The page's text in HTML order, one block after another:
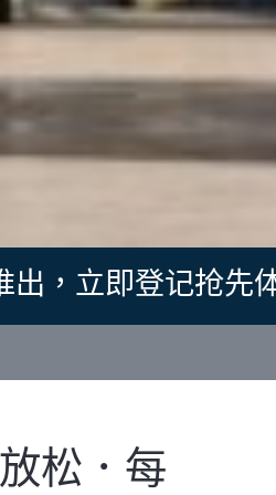
出，立即登记抢先
松．每